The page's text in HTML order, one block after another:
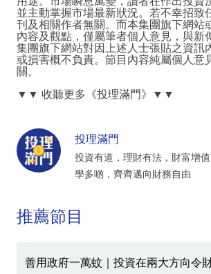
並主動掌握市場最新狀況。若不幸招致
刊及相關作者無關。而本集團旗下網站
內容及觀點，僅屬筆者個人意見，與新
集團旗下網站對因上述人士張貼之資訊
或損害概不負責。節目內容純屬個人意
關。
▼▼ 收聽更多《投理滿門》 ▼▼
投理滿門
投資有道，理財有法，財富增
學多啲，齊齊邁向財務自由
推薦節目
善用政府一萬蚊｜投資在兩大方向令